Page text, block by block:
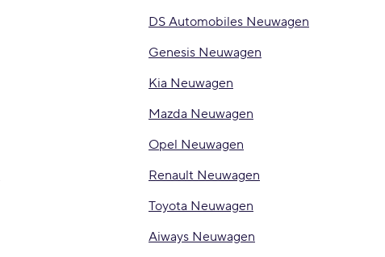
DS Automobiles Neuwagen
Genesis Neuwagen
Kia Neuwagen
Mazda Neuwagen
Opel Neuwagen
Renault Neuwagen
Toyota Neuwagen
Aiways Neuwagen